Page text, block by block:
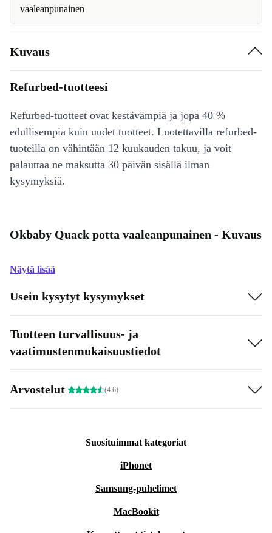
vaaleanpunainen
Kuvaus
Refurbed-tuotteesi
Refurbed-tuotteet ovat kestävämpiä ja jopa 40 %
edullisempia kuin uudet tuotteet. Luotettavilla refurbed-
tuoteilla on vähintään 12 kuukauden takuu, ja voit
palauttaa ne maksutta 30 päivän sisällä ilman
kysymyksiä.
Okbaby Quack potta vaaleanpunainen - Kuvaus
Näytä lisää
Usein kysytyt kysymykset
Tuotteen turvallisuus- ja
vaatimustenmukaisuustiedot
Arvostelut (4.6)
Suosituimmat kategoriat
iPhonet
Samsung-puhelimet
MacBookit